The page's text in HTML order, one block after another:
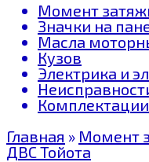
Момент
Значки на
Масла
Кузов
Электрика и
Комплектации
Главная » Момент
ДВС Тойота